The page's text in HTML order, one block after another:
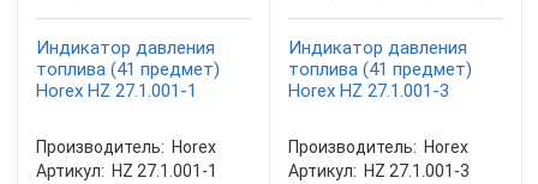
Индикатор давления
топлива (41 предмет)
Horex HZ 27.1.001-1
Производитель: Horex
Артикул: HZ 27.1.001-1
Индикатор давления
топлива (41 предмет)
Horex HZ 27.1.001-3
Производитель: Horex
Артикул: HZ 27.1.001-3